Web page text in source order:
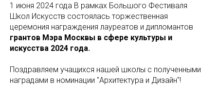
1 июня 2024 года В рамках Большого Фестиваля
Школ Искусств состоялась торжественная
церемония награждения лауреатов и дипломантов
грантов Мэра Москвы в сфере культуры и
искусства 2024 года.
Поздравляем учащихся нашей школы с полученными
наградами в номинации "Архитектура и Дизайн"!